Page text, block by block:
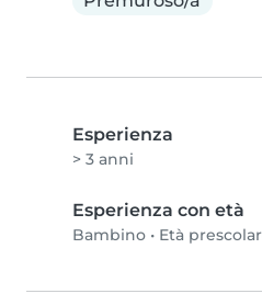
Esperienza
> 3 anni
Esperienza con età
Bambino • Età